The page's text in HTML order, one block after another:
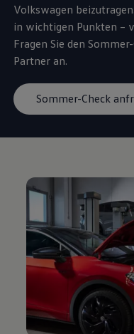
Volkswagen
in wichtigen Punkten –
Fragen Sie den
Partner an.
Sommer-Check